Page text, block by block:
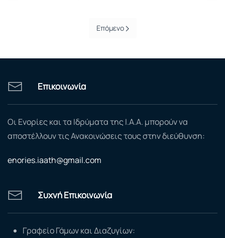
Επόμενο
Επικοινωνία
Οι Ενορίες και τα Ιδρύματα της Ι.Α.Α. μπορούν να
αποστέλλουν τις Ανακοινώσεις τους στην διεύθυνση:
enories.iaath@gmail.com
Συχνή Επικοινωνία
Γραφείο Γάμων και Διαζυγίων: